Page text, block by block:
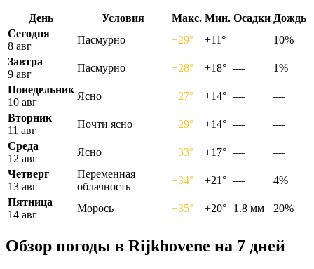
День Условия Макс. Мин. Осадки Дождь
Сегодня
8 авг
Пасмурно +29° +11° —
10%
Завтра
9 авг
Пасмурно +28° +18° —
1%
Понедельник
10 авг
Ясно +27° +14° —
—
Вторник
11 авг
Почти ясно +29° +14° —
—
Среда
12 авг
Ясно +33° +17° —
—
Четверг
13 авг
Переменная
облачность
+34° +21° —
4%
Пятница
14 авг
Морось +35° +20° 1.8 мм 20%
Обзор погоды в Rijkhovenе на 7 дней